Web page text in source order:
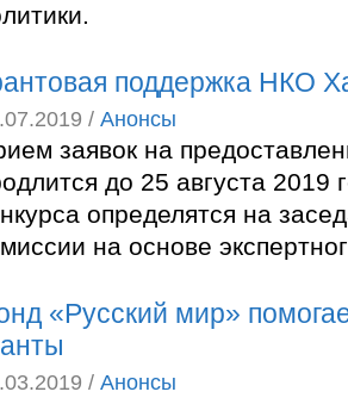
поддержка НКО
/ Анонсы
заявок на
до 25 августа 2019
определятся на
на основе
«Русский мир»
/ Анонсы